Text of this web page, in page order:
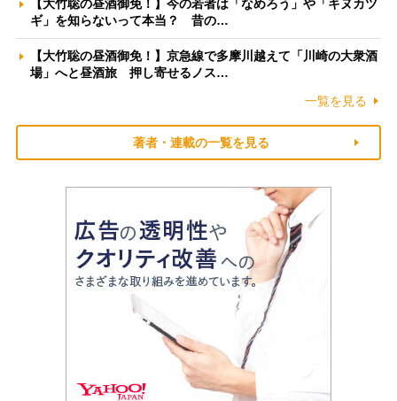
【大竹聡の昼酒御免！】今の若者は「なめろう」や「キヌカツ
ギ」を知らないって本当？ 昔の…
【大竹聡の昼酒御免！】京急線で多摩川越えて「川崎の大衆酒
場」へと昼酒旅 押し寄せるノス…
一覧を見る
著者・連載の一覧を見る